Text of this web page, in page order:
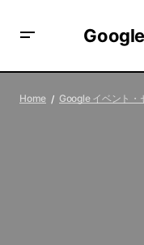
Technology Online
Home Google イベント・